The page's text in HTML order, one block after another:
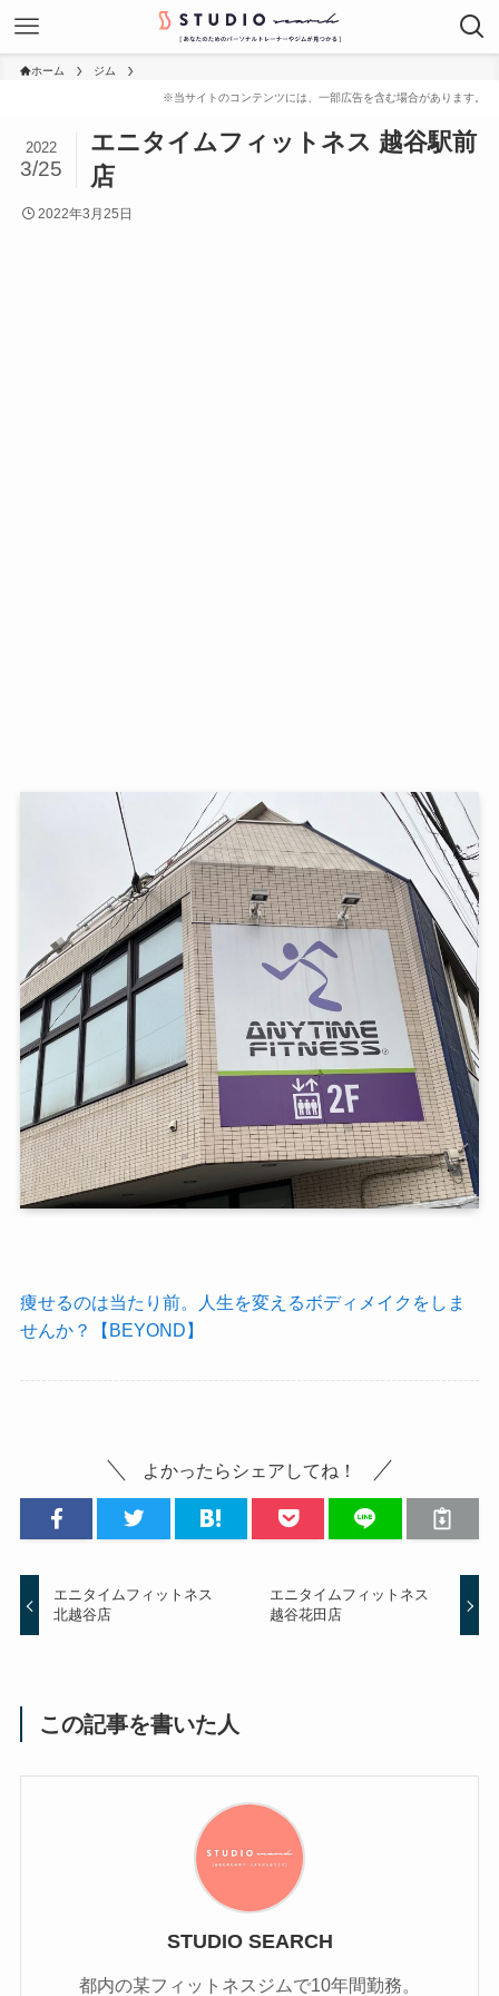
ホーム ジム
エニタイムフィットネス 越谷駅前
店
2022
3/25
2022年3月25日
痩せるのは当たり前。人生を変えるボディメイクをしま
せんか？【BEYOND】
よかったらシェアしてね！
エニタイムフィットネス
北越谷店
エニタイムフィットネス
越谷花田店
この記事を書いた人
STUDIO SEARCH
都内の某フィットネスジムで10年間勤務。